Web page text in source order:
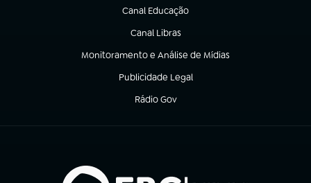
Canal Educação
(abre em nova aba)
Canal Libras
(abre em nova aba)
Monitoramento e Análise de Mídias
(abre em nova aba)
Publicidade Legal
(abre em nova aba)
Rádio Gov
(abre em nova aba)